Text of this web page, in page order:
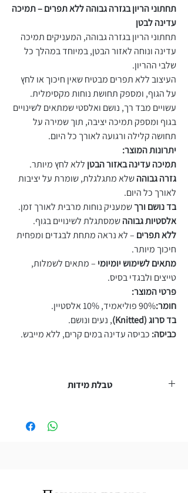
תחתוני הריון בגזרה גבוהה ללא תפרים – תמיכה
עדינה לבטן
תחתוני הריון בגזרה גבוהה, המעניקים תמיכה
עדינה ונוחה לאזור הבטן, במיוחד במהלך כל
שלבי ההריון.
העיצוב ללא תפרים מבטיח שאין חיכוך או לחץ
על הגוף, ומספק תחושת נוחות מקסימלית.
עשויים מבד רך, נושם ואלסטי שמתאים לשינויים
בגוף ומספק תמיכה יציבה, תוך שמירה על
תחושה קלילה ורגועה לאורך כל היום.
יתרונות המוצר:
תמיכה עדינה באזור הבטן ללא לחץ מיותר.
גזרה גבוההשלא מתגלגלת, שומרת על יציבות
לאורך כל היום.
בד נושם ורךשמעניק נוחות מרבית לאורך זמן.
אלסטיות גבוההשמסתגלת לשינויים בגוף.
ללא תפרים – לא נראה מתחת לבגדים ומפחית
חיכוך מיותר.
מתאים לשימוש יומיומי – מתאים לשמלות,
טייצים ולבגדי בסיס.
פרטי המוצר:
חומר:90% פוליאמיד, 10% אלסטיין.
בד סרוג (Knitted)
, נעים ונושם.
כביסה: כביסה עדינה במים קרים, ללא מייבש.
טבלת מידות